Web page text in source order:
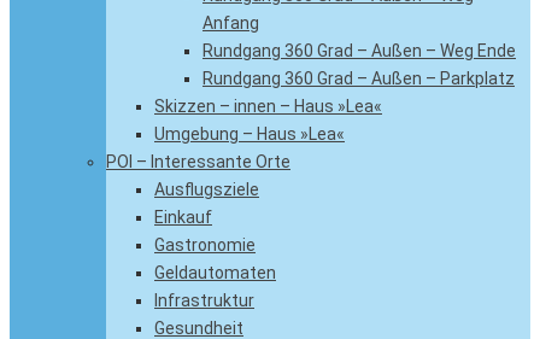
Anfang
Rundgang 360 Grad – Außen – Weg Ende
Rundgang 360 Grad – Außen – Parkplatz
Skizzen – innen – Haus »Lea«
Umgebung – Haus »Lea«
POI – Interessante Orte
Ausflugsziele
Einkauf
Gastronomie
Geldautomaten
Infrastruktur
Gesundheit